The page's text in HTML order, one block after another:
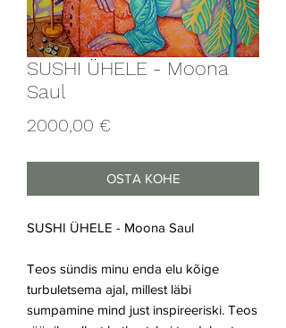
SUSHI ÜHELE - Moona
Saul
2000,00 €
OSTA KOHE
SUSHI ÜHELE - Moona Saul
Teos sündis minu enda elu kõige
turbuletsema ajal, millest läbi
sumpamine mind just inspireeriski. Teos